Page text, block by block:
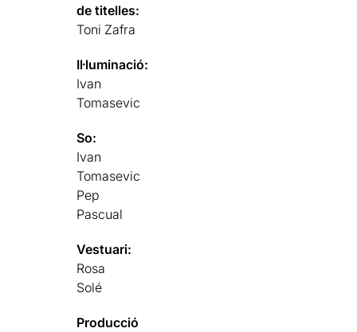
de titelles:
Toni Zafra
Il·luminació:
Ivan
Tomasevic
So:
Ivan
Tomasevic
Pep
Pascual
Vestuari:
Rosa
Solé
Producció